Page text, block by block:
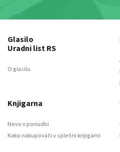
Glasilo
Uradni list RS
O glasilu
Knjigarna
Novo v ponudbi
Kako nakupovati v spletni knjigarni